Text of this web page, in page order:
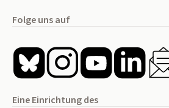
Folge uns auf
Eine Einrichtung des